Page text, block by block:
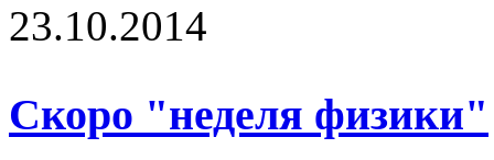
23.10.2014
Скоро "неделя физики"